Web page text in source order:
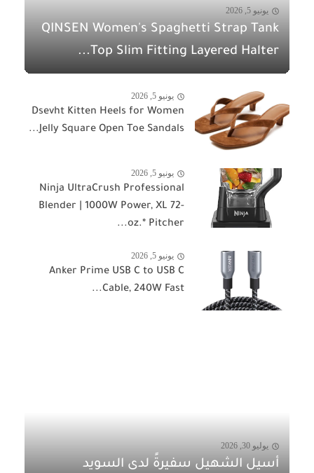
يونيو 5, 2026
QINSEN Women's Spaghetti Strap Tank
Top Slim Fitting Layered Halter...
يونيو 5, 2026
Dsevht Kitten Heels for Women
Jelly Square Open Toe Sandals...
يونيو 5, 2026
Ninja UltraCrush Professional
Blender | 1000W Power, XL 72-
oz.* Pitcher...
يونيو 5, 2026
Anker Prime USB C to USB C
Cable, 240W Fast...
يوليو 30, 2026
أسيل الشهيل سفيرةً لدى السويد